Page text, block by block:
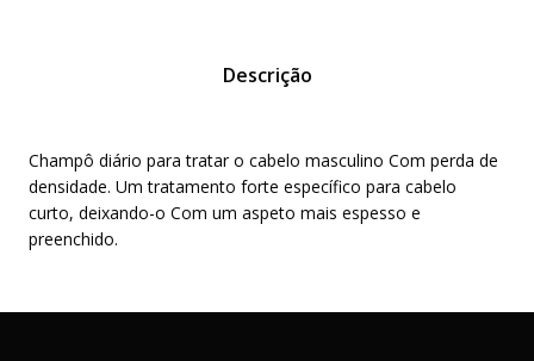
Descrição
Champô diário para tratar o cabelo masculino Com perda de
densidade. Um tratamento forte específico para cabelo
curto, deixando-o Com um aspeto mais espesso e
preenchido.